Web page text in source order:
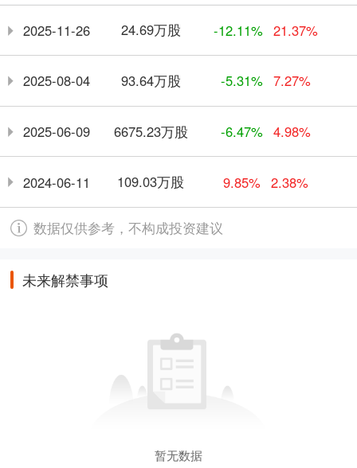
2025-11-26 24.69万股 -12.11% 21.37%
2025-08-04 93.64万股 -5.31% 7.27%
2025-06-09 6675.23万股 -6.47% 4.98%
2024-06-11 109.03万股 9.85% 2.38%
数据仅供参考，不构成投资建议
未来解禁事项
暂无数据